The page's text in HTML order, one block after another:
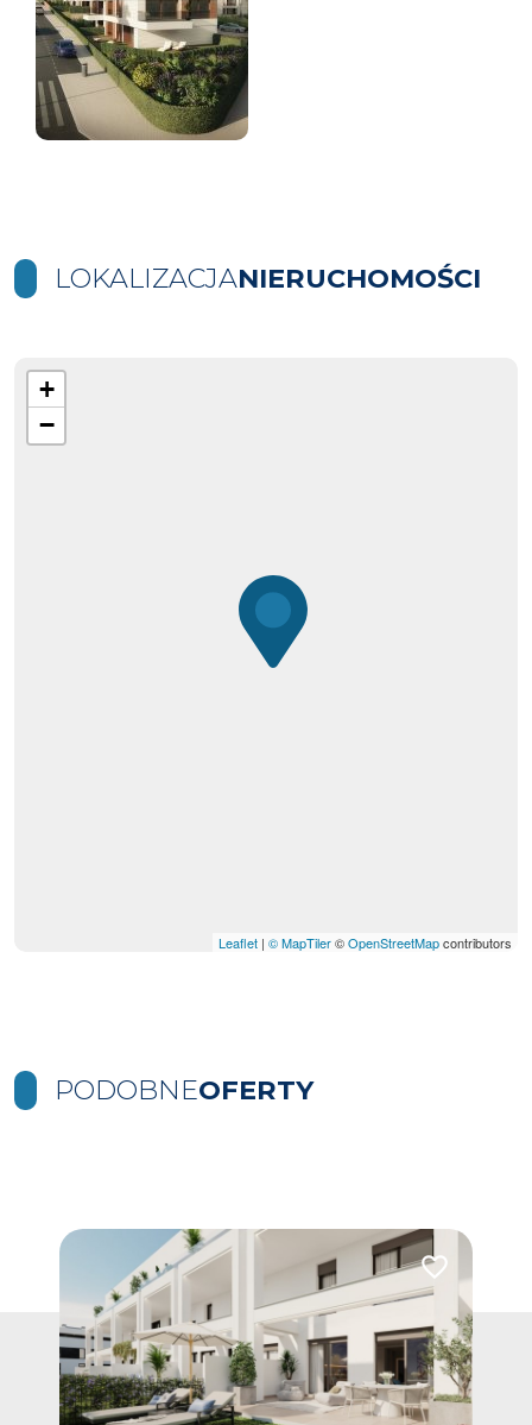
LOKALIZACJANIERUCHOMOŚCI
+
−
Leaflet | © MapTiler©OpenStreetMapcontributors
PODOBNEOFERTY
Dodaj do ulubionych Dodaj do